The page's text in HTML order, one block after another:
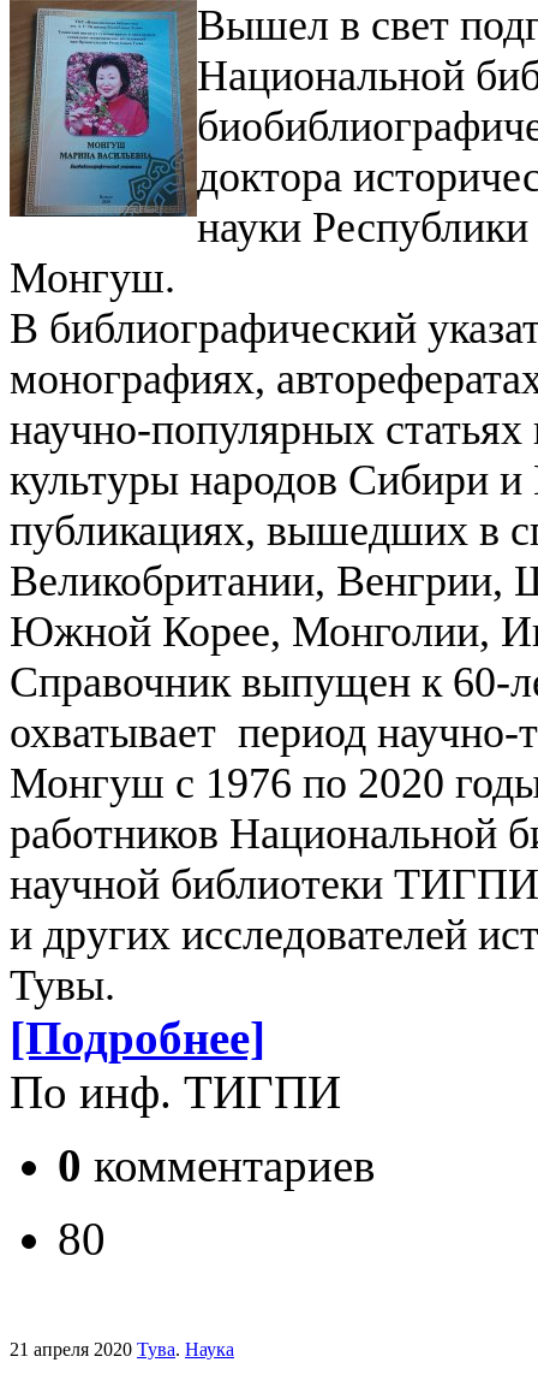
Вышел в свет
Национальной
доктора
науки
Монгуш.
В библиографический
монографиях,
научно-популярных
культуры народов Сибири
публикациях, вышедших в
Великобритании,
Южной Корее, Монголии,
Справочник выпущен к 60-
охватывает период
Монгуш с 1976 по 2020
работников Национальной
научной библиотеки
и других исследователей
Тувы.
[Подробнее]
По инф. ТИГПИ
0 комментариев
80
21 апреля 2020 Тува. Наука